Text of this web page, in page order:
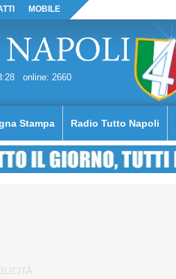
MOBILE
online: 2660
Stampa Radio Tutto Napoli